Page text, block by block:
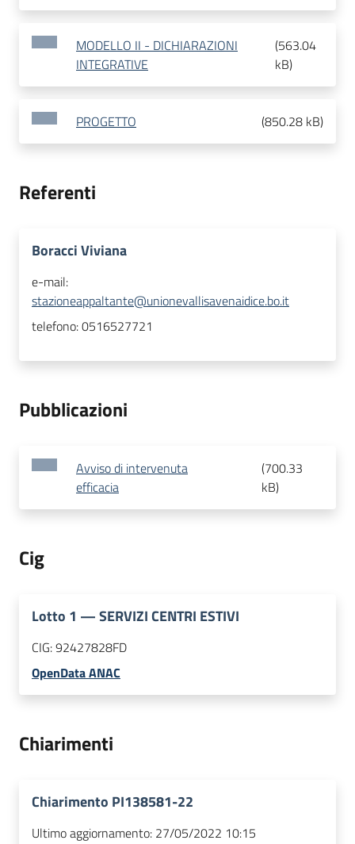
MODELLO II - DICHIARAZIONI
INTEGRATIVE
(563.04
kB)
PROGETTO (850.28 kB)
Referenti
Boracci Viviana
e-mail:
stazioneappaltante@unionevallisavenaidice.bo.it
telefono:0516527721
Pubblicazioni
Avviso di intervenuta
efficacia
(700.33
kB)
Cig
Lotto 1 —SERVIZI CENTRI ESTIVI
CIG:92427828FD
OpenData ANAC
Chiarimenti
Chiarimento PI138581-22
Ultimo aggiornamento: 27/05/2022 10:15